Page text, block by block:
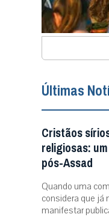
Últimas
Cristãos
religiosas:
pós-Assad
Quando uma
considera que já
manifestar